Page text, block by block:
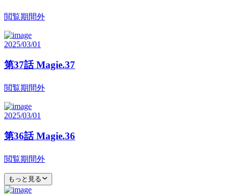
閲覧期間外
2025/03/01
第37話 Magie.37
閲覧期間外
2025/03/01
第36話 Magie.36
閲覧期間外
もっと見る